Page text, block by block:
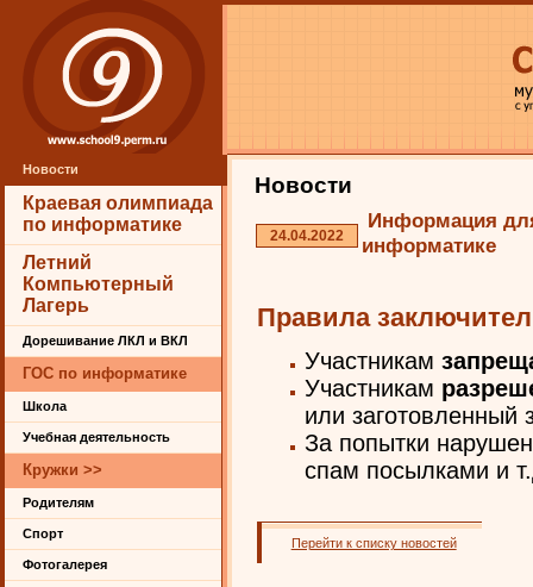
Новости
Краевая олимпиада
по информатике
Летний
Компьютерный
Лагерь
Дорешивание ЛКЛ и ВКЛ
ГОС по информатике
Школа
Учебная деятельность
Кружки >>
Родителям
Спорт
Фотогалерея
Новости
24.04.2022
Информация
информатике
Правила
Участникам
Участникам
или заготовленный
За попытки
спам посылками и
Перейти к списку новостей